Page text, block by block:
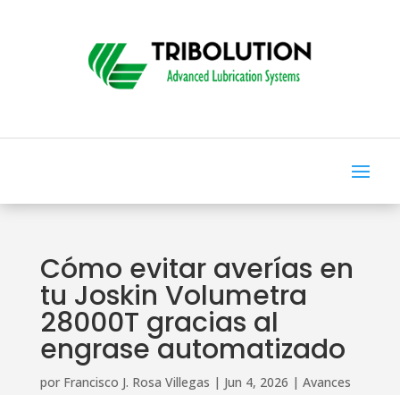
Cómo evitar averías en
tu Joskin Volumetra
28000T gracias al
engrase automatizado
por Francisco J. Rosa Villegas | Jun 4, 2026 | Avances